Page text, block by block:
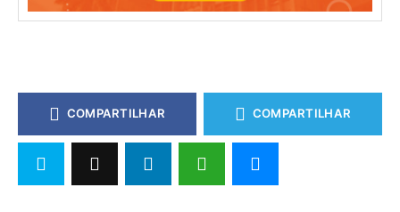
COMPARTILHAR COMPARTILHAR